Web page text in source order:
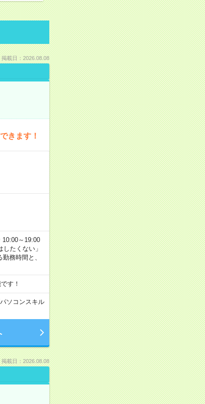
掲載日：2026.08.08
きます！
～19:00
たくない」
務時間と、
す！
パソコンスキル
掲載日：2026.08.08